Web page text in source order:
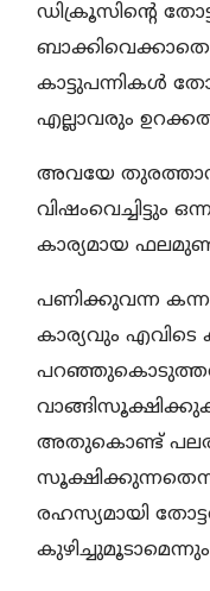
ഡിക്രൂസിന്റെ
കാട്ടുപന്നികൾ
എല്ലാവരും
അവയേ
വിഷംവെച്ചിട്ടും
കാര്യമായ
പണിക്കുവന്ന
കാര്യവും എവിടെ
അതുകൊണ്ട്
രഹസ്യമായി